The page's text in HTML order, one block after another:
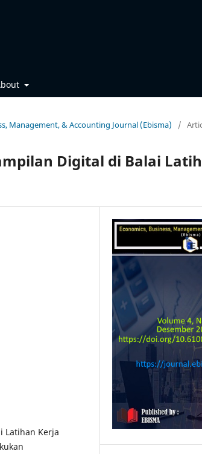
Management, & Accounting Journal (Ebisma) /
Digital di Balai
Latihan Kerja